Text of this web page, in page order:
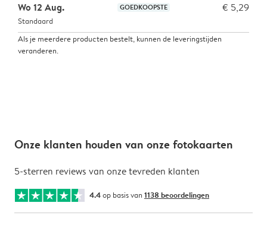
Wo 12 Aug.
GOEDKOOPSTE € 5,29
Standaard
Als je meerdere producten bestelt, kunnen de leveringstijden
veranderen.
Onze klanten houden van onze fotokaarten
5-sterren reviews van onze tevreden klanten
4.4op basis van 1138 beoordelingen